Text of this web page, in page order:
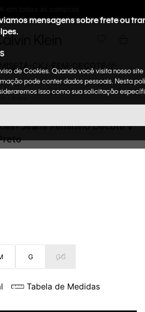
mensagens sobre frete ou
de Cookies. Quando você visita nosso
pode conter dados pessoais. Nesta
isso como sua solicitação
Jeans Feminino Decote v
G GG
Tabela de Medidas